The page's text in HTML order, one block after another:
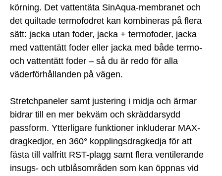
körning. Det vattentäta SinAqua-membranet och
det quiltade termofodret kan kombineras på flera
sätt: jacka utan foder, jacka + termofoder, jacka
med vattentätt foder eller jacka med både termo-
och vattentätt foder – så du är redo för alla
väderförhållanden på vägen.
Stretchpaneler samt justering i midja och ärmar
bidrar till en mer bekväm och skräddarsydd
passform. Ytterligare funktioner inkluderar MAX-
dragkedjor, en 360° kopplingsdragkedja för att
fästa till valfritt RST-plagg samt flera ventilerande
insugs- och utblåsområden som kan öppnas vid